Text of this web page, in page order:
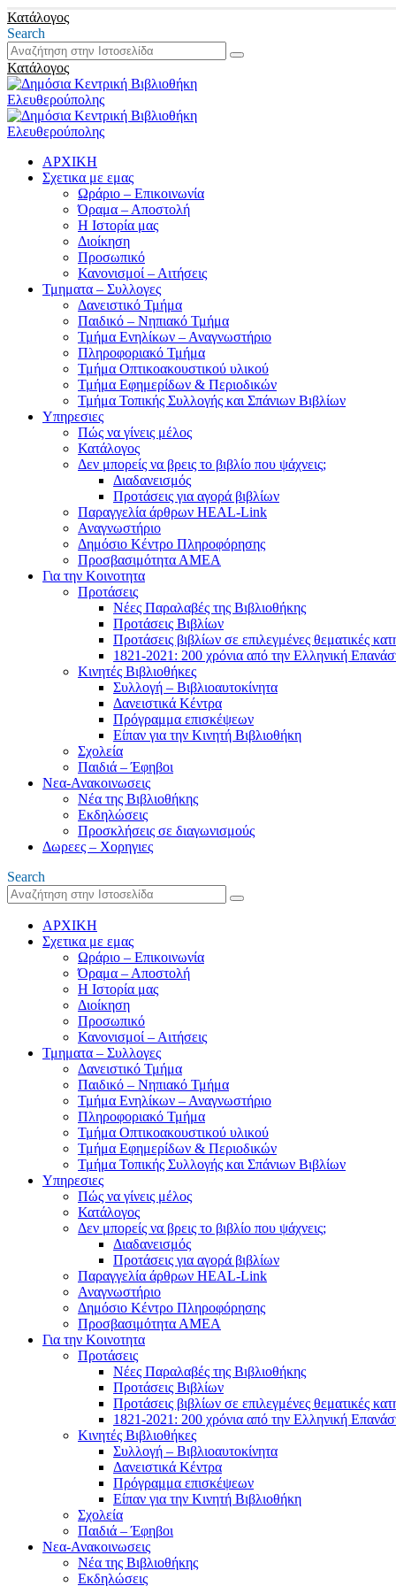
Κατάλογος
Search
Κατάλογος
ΑΡΧΙΚΗ
Σχετικα με εμας
Ωράριο – Επικοινωνία
Όραμα – Αποστολή
Η Ιστορία μας
Διοίκηση
Προσωπικό
Κανονισμοί – Αιτήσεις
Τμηματα – Συλλογες
Δανειστικό Τμήμα
Παιδικό – Νηπιακό Τμήμα
Τμήμα Ενηλίκων – Αναγνωστήριο
Πληροφοριακό Τμήμα
Τμήμα Οπτικοακουστικού υλικού
Τμήμα Εφημερίδων & Περιοδικών
Τμήμα Τοπικής Συλλογής και Σπάνιων Βιβλίων
Υπηρεσιες
Πώς να γίνεις μέλος
Κατάλογος
Δεν μπορείς να βρεις το βιβλίο που ψάχνεις;
Διαδανεισμός
Προτάσεις για αγορά βιβλίων
Παραγγελία άρθρων HEAL-Link
Αναγνωστήριο
Δημόσιο Κέντρο Πληροφόρησης
Προσβασιμότητα ΑΜΕΑ
Για την Κοινοτητα
Προτάσεις
Νέες Παραλαβές της Βιβλιοθήκης
Προτάσεις Βιβλίων
Προτάσεις βιβλίων σε επιλεγμένες θεματικές
1821-2021: 200 χρόνια από την Ελληνική
Κινητές Βιβλιοθήκες
Συλλογή – Βιβλιοαυτοκίνητα
Δανειστικά Κέντρα
Πρόγραμμα επισκέψεων
Είπαν για την Κινητή Βιβλιοθήκη
Σχολεία
Παιδιά – Έφηβοι
Νεα-Ανακοινωσεις
Νέα της Βιβλιοθήκης
Εκδηλώσεις
Προσκλήσεις σε διαγωνισμούς
Δωρεες – Χορηγιες
Search
ΑΡΧΙΚΗ
Σχετικα με εμας
Ωράριο – Επικοινωνία
Όραμα – Αποστολή
Η Ιστορία μας
Διοίκηση
Προσωπικό
Κανονισμοί – Αιτήσεις
Τμηματα – Συλλογες
Δανειστικό Τμήμα
Παιδικό – Νηπιακό Τμήμα
Τμήμα Ενηλίκων – Αναγνωστήριο
Πληροφοριακό Τμήμα
Τμήμα Οπτικοακουστικού υλικού
Τμήμα Εφημερίδων & Περιοδικών
Τμήμα Τοπικής Συλλογής και Σπάνιων Βιβλίων
Υπηρεσιες
Πώς να γίνεις μέλος
Κατάλογος
Δεν μπορείς να βρεις το βιβλίο που ψάχνεις;
Διαδανεισμός
Προτάσεις για αγορά βιβλίων
Παραγγελία άρθρων HEAL-Link
Αναγνωστήριο
Δημόσιο Κέντρο Πληροφόρησης
Προσβασιμότητα ΑΜΕΑ
Για την Κοινοτητα
Προτάσεις
Νέες Παραλαβές της Βιβλιοθήκης
Προτάσεις Βιβλίων
Προτάσεις βιβλίων σε επιλεγμένες θεματικές
1821-2021: 200 χρόνια από την Ελληνική
Κινητές Βιβλιοθήκες
Συλλογή – Βιβλιοαυτοκίνητα
Δανειστικά Κέντρα
Πρόγραμμα επισκέψεων
Είπαν για την Κινητή Βιβλιοθήκη
Σχολεία
Παιδιά – Έφηβοι
Νεα-Ανακοινωσεις
Νέα της Βιβλιοθήκης
Εκδηλώσεις